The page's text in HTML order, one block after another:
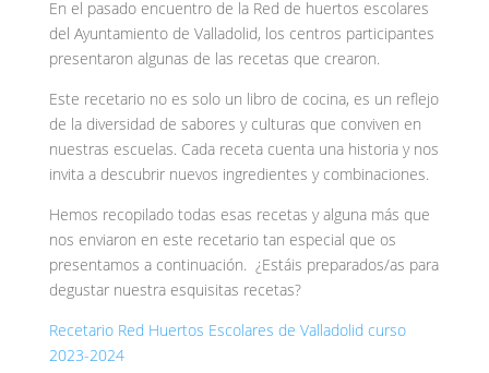
En el pasado encuentro de la Red de huertos escolares
del Ayuntamiento de Valladolid, los centros participantes
presentaron algunas de las recetas que crearon.
Este recetario no es solo un libro de cocina, es un reflejo
de la diversidad de sabores y culturas que conviven en
nuestras escuelas. Cada receta cuenta una historia y nos
invita a descubrir nuevos ingredientes y combinaciones.
Hemos recopilado todas esas recetas y alguna más que
nos enviaron en este recetario tan especial que os
presentamos a continuación. ¿Estáis preparados/as para
degustar nuestra esquisitas recetas?
Recetario Red Huertos Escolares de Valladolid curso
2023-2024